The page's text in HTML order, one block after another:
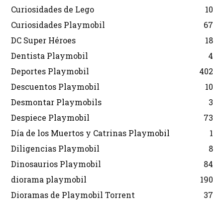
Curiosidades de Lego
10
Curiosidades Playmobil
67
DC Super Héroes
18
Dentista Playmobil
4
Deportes Playmobil
402
Descuentos Playmobil
10
Desmontar Playmobils
3
Despiece Playmobil
73
Día de los Muertos y Catrinas Playmobil
1
Diligencias Playmobil
8
Dinosaurios Playmobil
84
diorama playmobil
190
Dioramas de Playmobil Torrent
37